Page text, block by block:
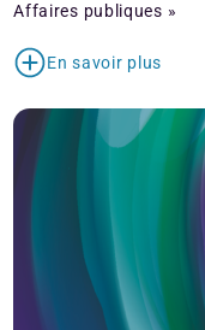
Affaires publiques »
En savoir plus